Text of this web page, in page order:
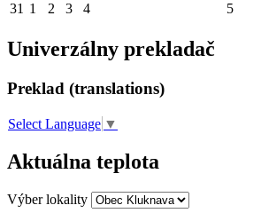
31 1 2 3 4 5
Univerzálny prekladač
Preklad (translations)
Select Language ▼
Aktuálna teplota
Výber lokality